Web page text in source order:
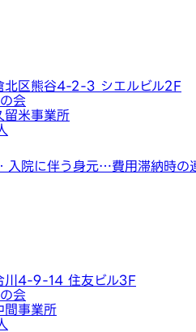
北区熊谷4-2-3 シエルビル2F
会
留米事業所
入院に伴う身元…費用滞納時の
川4-9-14 住友ビル3F
会
間事業所